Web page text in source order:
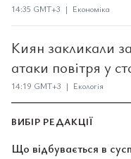
14:35 GMT+3 | Економіка
Киян закликали
атаки повітря у
14:19 GMT+3 | Екологія
ВИБІР РЕДАКЦІЇ
Що відбувається в